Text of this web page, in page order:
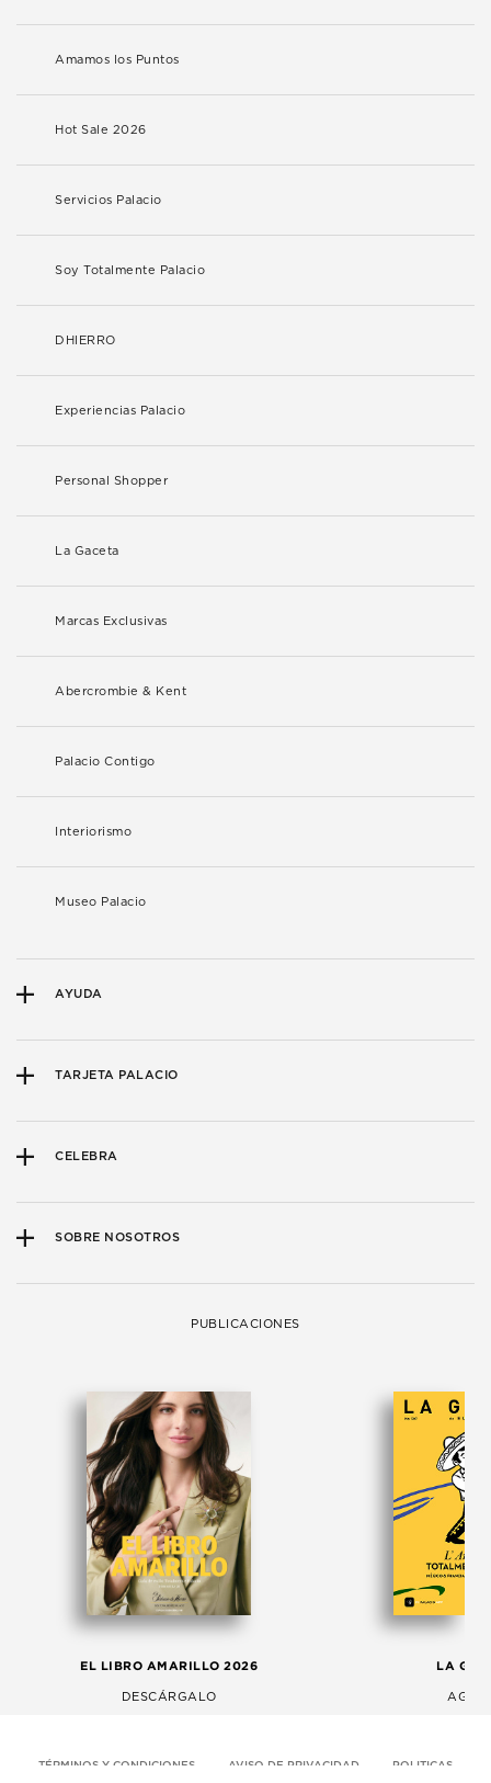
Amamos los Puntos
Hot Sale 2026
Servicios Palacio
Soy Totalmente Palacio
DHIERRO
Experiencias Palacio
Personal Shopper
La Gaceta
Marcas Exclusivas
Abercrombie & Kent
Palacio Contigo
Interiorismo
Museo Palacio
AYUDA
TARJETA PALACIO
CELEBRA
SOBRE NOSOTROS
PUBLICACIONES
EL LIBRO AMARILLO 2026
DESCÁRGALO
LA
TÉRMINOS Y CONDICIONES AVISO DE PRIVACIDAD POLITICAS